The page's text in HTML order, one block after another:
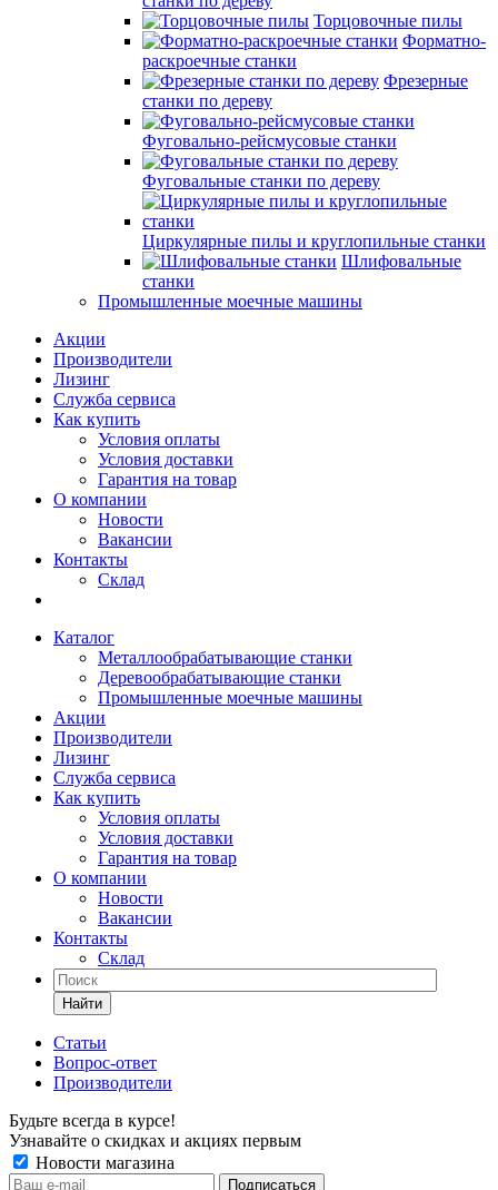
Торцовочные пилы
Форматно-
раскроечные станки
Фрезерные
станки по дереву
Фуговально-рейсмусовые станки
Фуговальные станки по дереву
Циркулярные пилы и круглопильные станки
Шлифовальные
станки
Промышленные моечные машины
Акции
Производители
Лизинг
Служба сервиса
Как купить
Условия оплаты
Условия доставки
Гарантия на товар
О компании
Новости
Вакансии
Контакты
Склад
Каталог
Металлообрабатывающие станки
Деревообрабатывающие станки
Промышленные моечные машины
Акции
Производители
Лизинг
Служба сервиса
Как купить
Условия оплаты
Условия доставки
Гарантия на товар
О компании
Новости
Вакансии
Контакты
Склад
Найти
Статьи
Вопрос-ответ
Производители
Будьте всегда в курсе!
Узнавайте о скидках и акциях первым
Новости магазина